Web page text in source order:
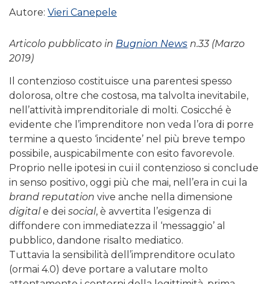
Autore: Vieri Canepele
Articolo pubblicato in Bugnion News n.33 (Marzo
2019)
Il contenzioso costituisce una parentesi spesso
dolorosa, oltre che costosa, ma talvolta inevitabile,
nell’attività imprenditoriale di molti. Cosicché è
evidente che l’imprenditore non veda l’ora di porre
termine a questo ‘incidente’ nel più breve tempo
possibile, auspicabilmente con esito favorevole.
Proprio nelle ipotesi in cui il contenzioso si conclude
in senso positivo, oggi più che mai, nell’era in cui la
brand reputation vive anche nella dimensione
digital e dei social, è avvertita l’esigenza di
diffondere con immediatezza il ‘messaggio’ al
pubblico, dandone risalto mediatico.
Tuttavia la sensibilità dell’imprenditore oculato
(ormai 4.0) deve portare a valutare molto